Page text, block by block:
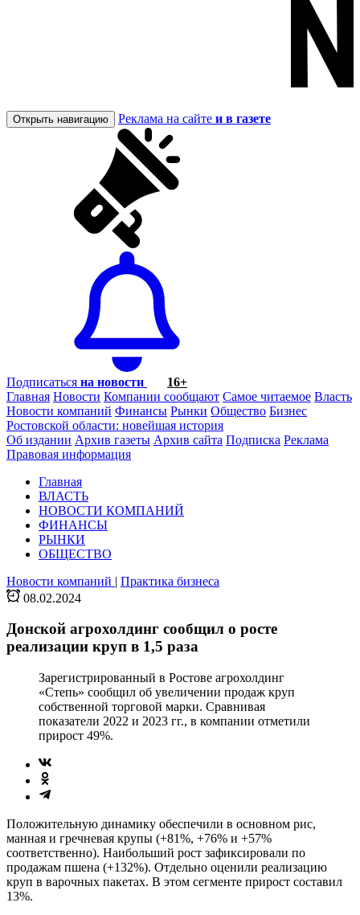
Открыть навигацию Реклама на сайте и в газете
Подписаться на новости
16+
Главная Новости Компании сообщают Самое читаемое Власть
Новости компаний Финансы Рынки Общество Бизнес
Ростовской области: новейшая история
Об издании Архив газеты Архив сайта Подписка Реклама
Правовая информация
Главная
ВЛАСТЬ
НОВОСТИ КОМПАНИЙ
ФИНАНСЫ
РЫНКИ
ОБЩЕСТВО
Новости компаний | Практика бизнеса
08.02.2024
Донской агрохолдинг сообщил о росте
реализации круп в 1,5 раза
Зарегистрированный в Ростове агрохолдинг
«Степь» сообщил об увеличении продаж круп
собственной торговой марки. Сравнивая
показатели 2022 и 2023 гг., в компании отметили
прирост 49%.
Положительную динамику обеспечили в основном рис,
манная и гречневая крупы (+81%, +76% и +57%
соответственно). Наибольший рост зафиксировали по
продажам пшена (+132%). Отдельно оценили реализацию
круп в варочных пакетах. В этом сегменте прирост составил
13%.